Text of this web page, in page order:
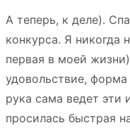
А теперь, к делe).
конкурса. Я никогда
первая в моей
удовольствие,
рука сама ведет эти
просилась быстрая